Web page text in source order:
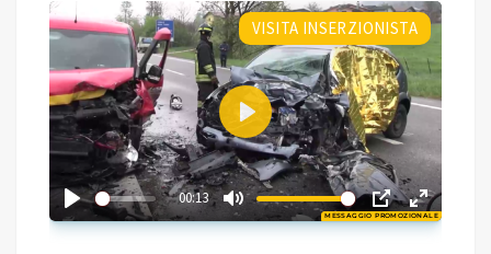
MESSAGGIO PROMOZIONALE
VISITA INSERZIONISTA
00:13
Play
01:27